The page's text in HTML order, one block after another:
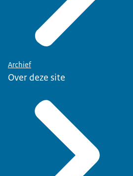
Archief
Over deze site